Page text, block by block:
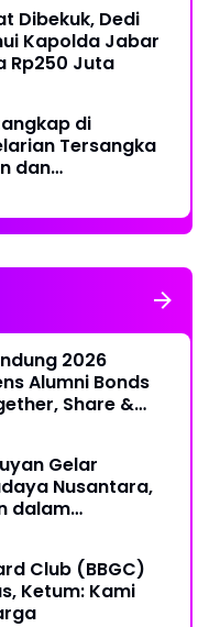
Dibekuk, Dedi
Kapolda Jabar
Rp250 Juta
di
Tersangka
dan
2026
Alumni Bonds
Share &
Gelar
Nusantara,
dalam
Club (BBGC)
Ketum: Kami